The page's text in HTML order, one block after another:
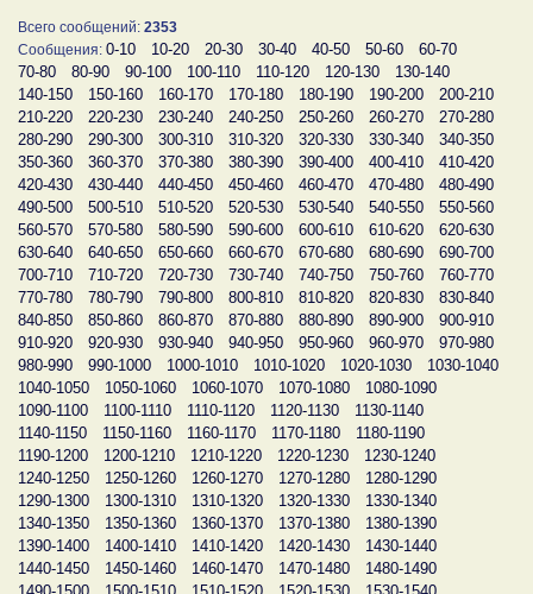
Всего сообщений: 2353
Сообщения: 0-10 10-20 20-30 30-40 40-50 50-60
60-70
70-80
80-90 90-100 100-110 110-120 120-130
130-140
140-150
150-160 160-170 170-180 180-190 190-200
200-210
210-220
220-230 230-240 240-250 250-260 260-270
270-280
280-290
290-300 300-310 310-320 320-330 330-340
340-350
350-360
360-370 370-380 380-390 390-400 400-410
410-420
420-430
430-440 440-450 450-460 460-470 470-480
480-490
490-500
500-510 510-520 520-530 530-540 540-550
550-560
560-570
570-580 580-590 590-600 600-610 610-620
620-630
630-640
640-650 650-660 660-670 670-680 680-690
690-700
700-710
710-720 720-730 730-740 740-750 750-760
760-770
770-780
780-790 790-800 800-810 810-820 820-830
830-840
840-850
850-860 860-870 870-880 880-890 890-900
900-910
910-920
920-930 930-940 940-950 950-960 960-970
970-980
980-990
990-1000 1000-1010 1010-1020 1020-1030
1030-1040
1040-1050
1050-1060 1060-1070 1070-1080
1080-1090
1090-1100
1100-1110 1110-1120 1120-1130
1130-1140
1140-1150
1150-1160 1160-1170 1170-1180
1180-1190
1190-1200
1200-1210 1210-1220 1220-1230
1230-1240
1240-1250
1250-1260 1260-1270 1270-1280
1280-1290
1290-1300
1300-1310 1310-1320 1320-1330
1330-1340
1340-1350
1350-1360 1360-1370 1370-1380
1380-1390
1390-1400
1400-1410 1410-1420 1420-1430
1430-1440
1440-1450
1450-1460 1460-1470 1470-1480
1480-1490